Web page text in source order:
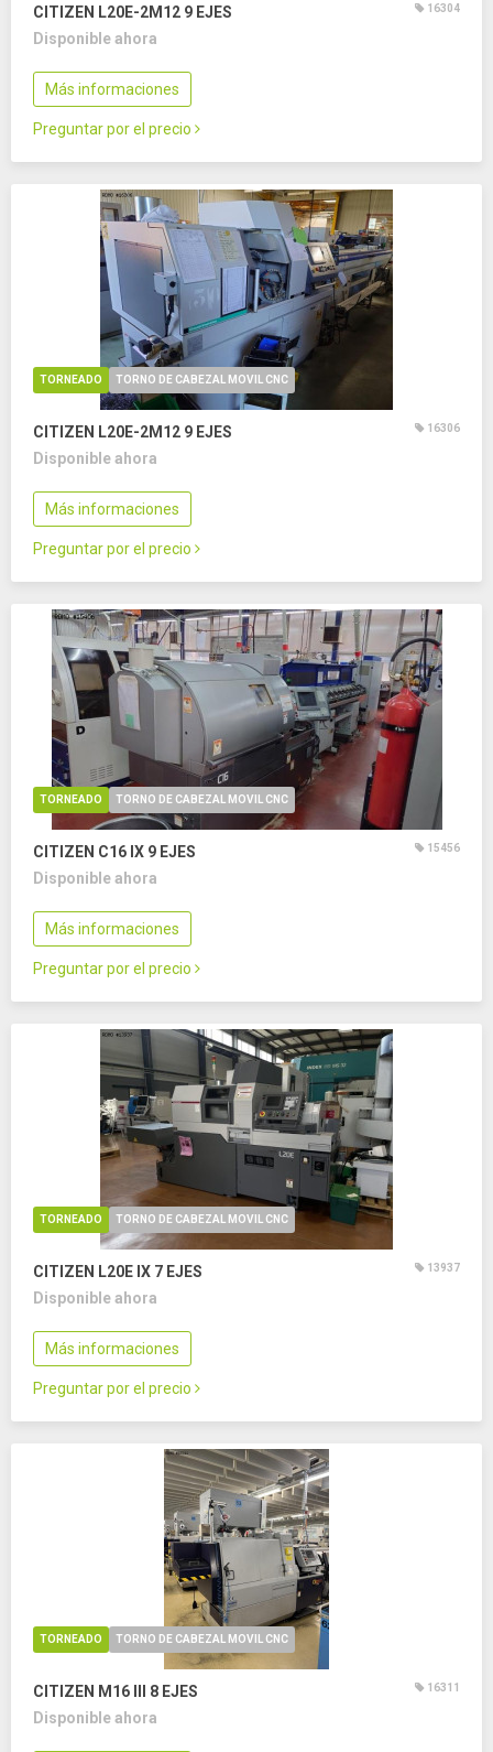
CITIZEN L20E-2M12 9 EJES 16304
Disponible ahora
Más informaciones
Preguntar por el precio
TORNEADO TORNO DE CABEZAL MOVIL CNC
CITIZEN L20E-2M12 9 EJES 16306
Disponible ahora
Más informaciones
Preguntar por el precio
TORNEADO TORNO DE CABEZAL MOVIL CNC
CITIZEN C16 IX 9 EJES 15456
Disponible ahora
Más informaciones
Preguntar por el precio
TORNEADO TORNO DE CABEZAL MOVIL CNC
CITIZEN L20E IX 7 EJES 13937
Disponible ahora
Más informaciones
Preguntar por el precio
TORNEADO TORNO DE CABEZAL MOVIL CNC
CITIZEN M16 III 8 EJES 16311
Disponible ahora